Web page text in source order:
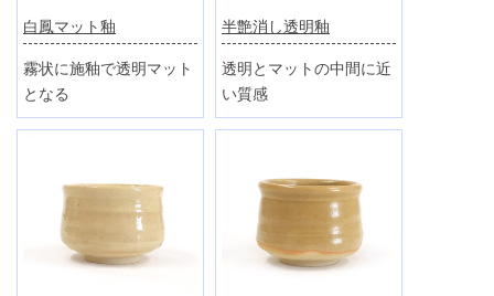
白鳳マット釉
霧状に施釉で透明マット
となる
半艶消し透明釉
透明とマットの中間に近
い質感